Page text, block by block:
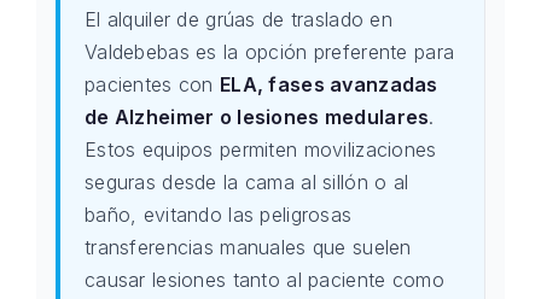
El alquiler de grúas de traslado en
Valdebebas es la opción preferente para
pacientes con ELA, fases avanzadas
de Alzheimer o lesiones medulares.
Estos equipos permiten movilizaciones
seguras desde la cama al sillón o al
baño, evitando las peligrosas
transferencias manuales que suelen
causar lesiones tanto al paciente como